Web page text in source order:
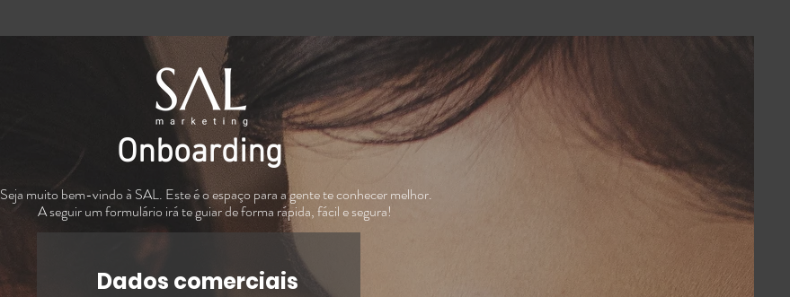
Onboarding
Seja muito bem-vindo à SAL. Este é o espaço para a gente te conhecer melhor.
A seguir um formulário irá te guiar de forma rápida, fácil e segura!
Dados comerciais